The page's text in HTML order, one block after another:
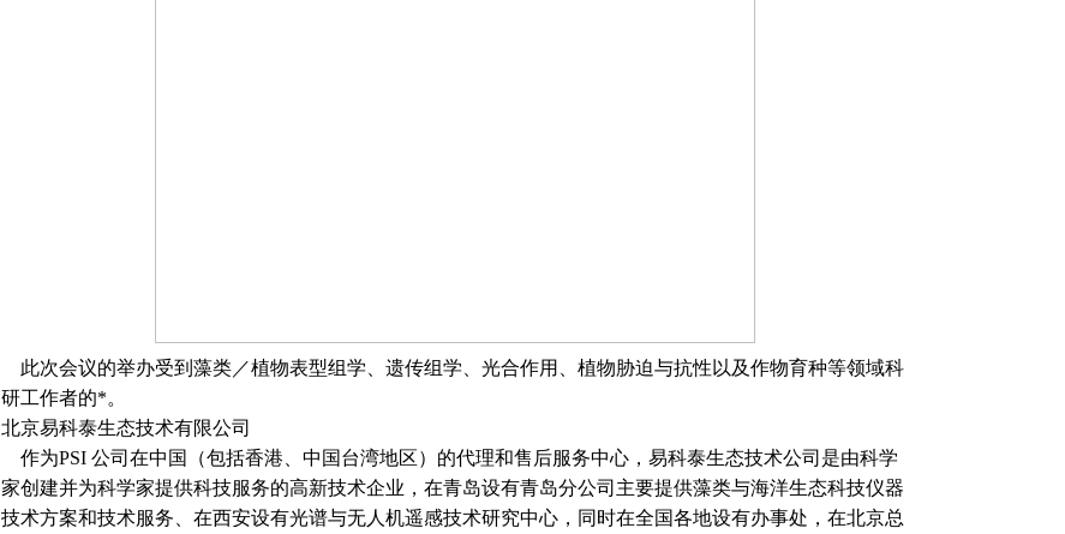
此次会议的举办受到藻类／植物表型组学、遗传组学、光合作用、植物胁迫与抗性以及作物育种等领域科
研工作者的*。
北京易科泰生态技术有限公司
作为PSI 公司在中国（包括香港、中国台湾地区）的代理和售后服务中心，易科泰生态技术公司是由科学
家创建并为科学家提供科技服务的高新技术企业，在青岛设有青岛分公司主要提供藻类与海洋生态科技仪器
技术方案和技术服务、在西安设有光谱与无人机遥感技术研究中心，同时在全国各地设有办事处，在北京总